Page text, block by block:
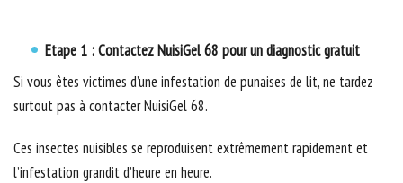
Etape 1 : Contactez NuisiGel 68 pour un diagnostic gratuit
Si vous êtes victimes d’une infestation de punaises de lit, ne tardez
surtout pas à contacter NuisiGel 68.
Ces insectes nuisibles se reproduisent extrêmement rapidement et
l’infestation grandit d’heure en heure.